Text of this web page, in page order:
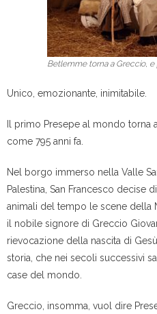
Betlemme torna a Greccio, e
Unico, emozionante, inimitabile.
Il primo Presepe al mondo
come 795 anni fa.
Nel borgo immerso nella Valle
Palestina, San Francesco decise
animali del tempo le scene della
il nobile signore di Greccio
rievocazione della nascita di
storia, che nei secoli successivi
case del mondo.
Greccio, insomma, vuol dire